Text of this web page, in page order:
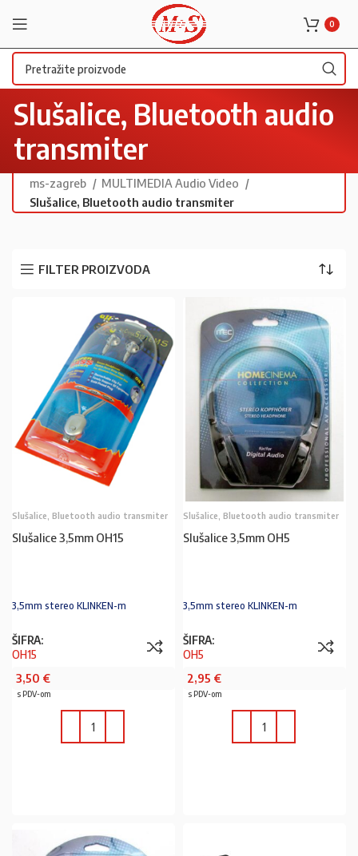
0
Slušalice, Bluetooth audio
transmiter
ms-zagreb
MULTIMEDIA Audio Video
Slušalice, Bluetooth audio transmiter
FILTER PROIZVODA
Slušalice, Bluetooth audio transmiter
Slušalice 3,5mm OH15
3,5mm stereo KLINKEN-m
ŠIFRA:
OH15
3,50 €
s PDV-om
Slušalice, Bluetooth audio transmiter
Slušalice 3,5mm OH5
3,5mm stereo KLINKEN-m
ŠIFRA:
OH5
2,95 €
s PDV-om